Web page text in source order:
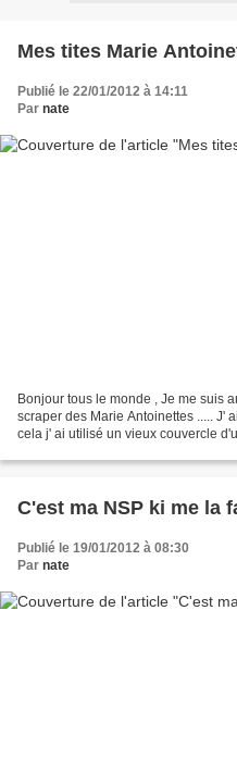
Mes tites Marie
Publié le 22/01/2012 à 14:11
Par nate
Bonjour tous le monde , Je me suis
scraper des Marie Antoinettes ..... J'
cela j' ai utilisé un vieux couvercle
C'est ma NSP ki me la
Publié le 19/01/2012 à 08:30
Par nate